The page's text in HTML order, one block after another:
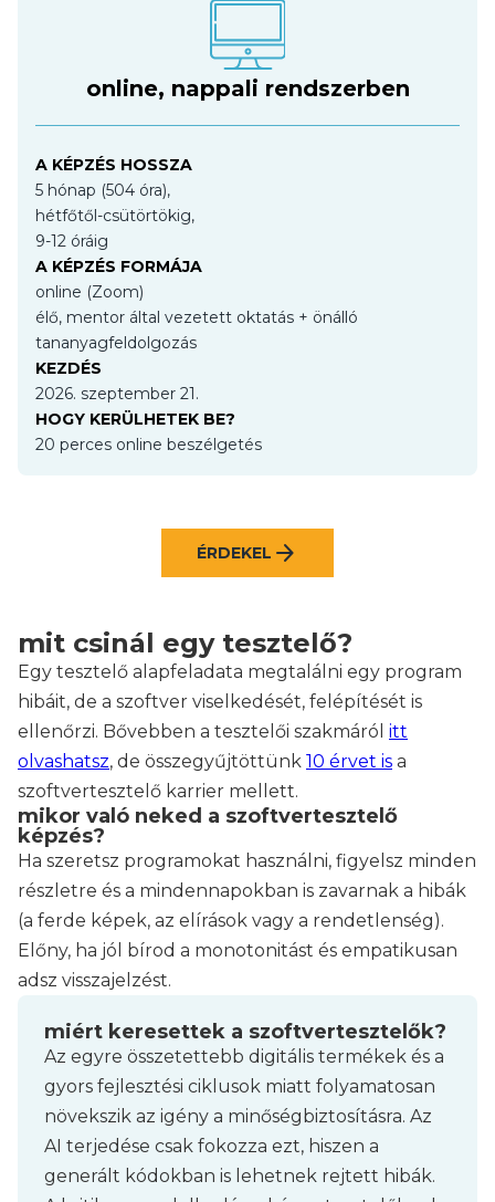
online, nappali rendszerben
A KÉPZÉS HOSSZA
5 hónap (504 óra),
hétfőtől-csütörtökig,
9-12 óráig
A KÉPZÉS FORMÁJA
online (Zoom)
élő, mentor által vezetett oktatás + önálló
tananyagfeldolgozás
KEZDÉS
2026. szeptember 21.
HOGY KERÜLHETEK BE?
20 perces online beszélgetés
ÉRDEKEL arrow_forward
mit csinál egy tesztelő?
Egy tesztelő alapfeladata megtalálni egy program
hibáit, de a szoftver viselkedését, felépítését is
ellenőrzi. Bővebben a tesztelői szakmáról itt
olvashatsz, de összegyűjtöttünk 10 érvet is a
szoftvertesztelő karrier mellett.
mikor való neked a szoftvertesztelő
képzés?
Ha szeretsz programokat használni, figyelsz minden
részletre és a mindennapokban is zavarnak a hibák
(a ferde képek, az elírások vagy a rendetlenség).
Előny, ha jól bírod a monotonitást és empatikusan
adsz visszajelzést.
miért keresettek a szoftvertesztelők?
Az egyre összetettebb digitális termékek és a
gyors fejlesztési ciklusok miatt folyamatosan
növekszik az igény a minőségbiztosításra. Az
AI terjedése csak fokozza ezt, hiszen a
generált kódokban is lehetnek rejtett hibák.